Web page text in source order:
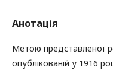
Анотація
Метою представленої
опублікованій у 1916